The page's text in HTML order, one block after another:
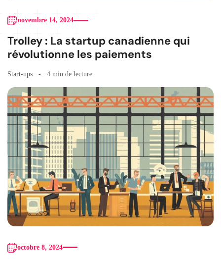
novembre 14, 2024
Trolley : La startup canadienne qui
révolutionne les paiements
Start-ups 4 min de lecture
octobre 8, 2024